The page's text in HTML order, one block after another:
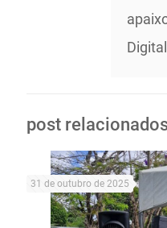
post
31 de outubro de 2025